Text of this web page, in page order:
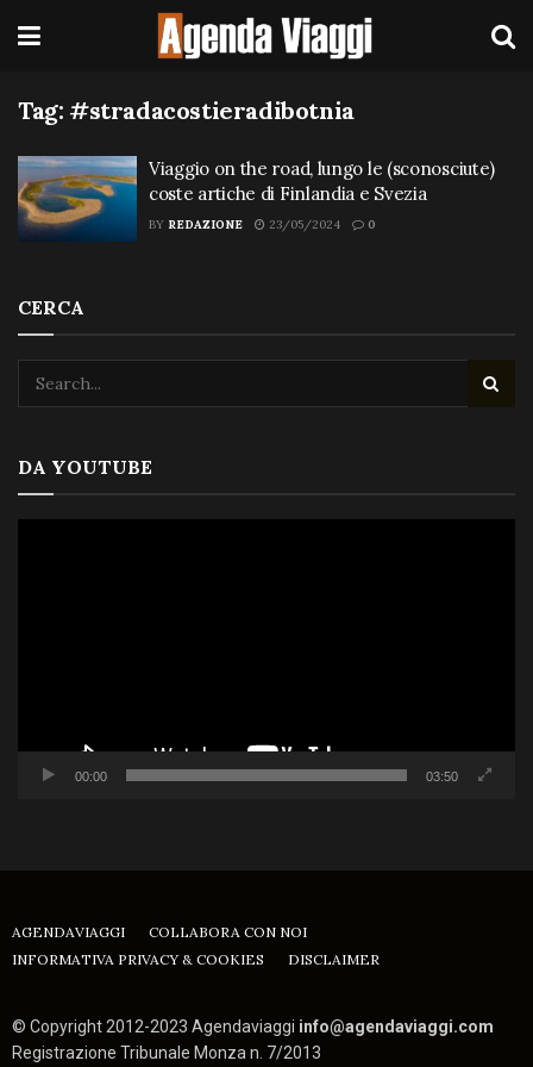
Tag: #stradacostieradibotnia
Viaggio on the road, lungo le (sconosciute)
coste artiche di Finlandia e Svezia
BY REDAZIONE 23/05/2024 0
CERCA
DA YOUTUBE
00:00 03:50
AGENDAVIAGGI
COLLABORA CON NOI
INFORMATIVA PRIVACY & COOKIES
DISCLAIMER
© Copyright 2012-2023 Agendaviaggi info@agendaviaggi.com
Registrazione Tribunale Monza n. 7/2013